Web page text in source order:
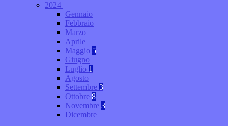
2024
Gennaio
Febbraio
Marzo
Aprile
Maggio 5
Giugno
Luglio 1
Agosto
Settembre 3
Ottobre 8
Novembre 3
Dicembre